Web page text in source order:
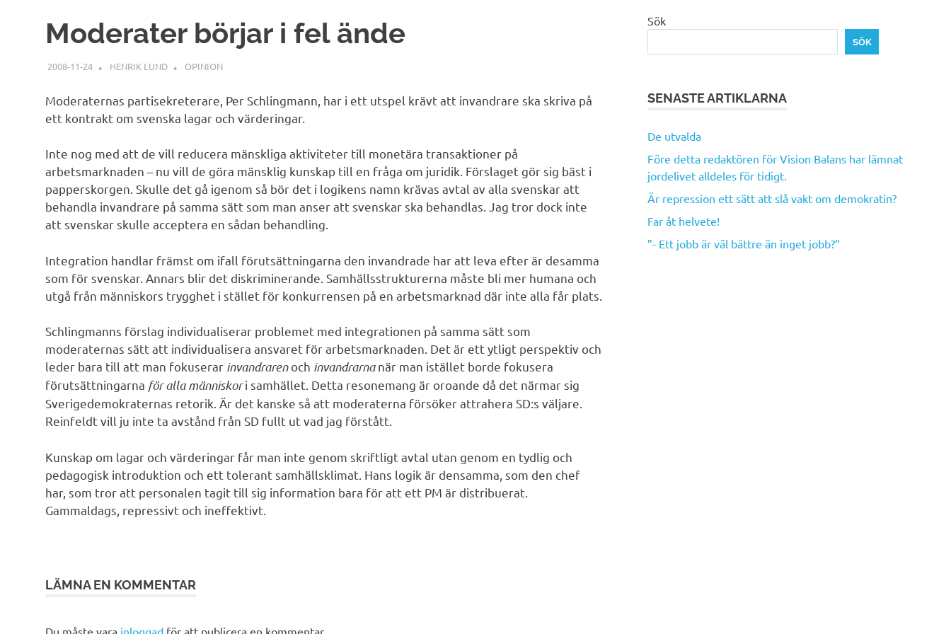
Moderater börjar i fel ände
2008-11-24 HENRIK LUND OPINION
Moderaternas partisekreterare, Per Schlingmann , har i ett utspel krävt att invandrare ska skriva på
ett kontrakt om svenska lagar och värderingar.
Inte nog med att de vill reducera mänskliga aktiviteter till monetära transaktioner på
arbetsmarknaden – nu vill de göra mänsklig kunskap till en fråga om juridik. Förslaget gör sig bäst i
papperskorgen. Skulle det gå igenom så bör det i logikens namn krävas avtal av alla svenskar att
behandla invandrare på samma sätt som man anser att svenskar ska behandlas. Jag tror dock inte
att svenskar skulle acceptera en sådan behandling.
Integration handlar främst om ifall förutsättningarna den invandrade har att leva efter är desamma
som för svenskar. Annars blir det diskriminerande. Samhällsstrukturerna måste bli mer humana och
utgå från människors trygghet i stället för konkurrensen på en arbetsmarknad där inte alla får plats.
Schlingmanns förslag individualiserar problemet med integrationen på samma sätt som
moderaternas sätt att individualisera ansvaret för arbetsmarknaden. Det är ett ytligt perspektiv och
leder bara till att man fokuserar invandrarenoch invandrarnanär man istället borde fokusera
förutsättningarna för alla människori samhället. Detta resonemang är oroande då det närmar sig
Sverigedemokraternas retorik. Är det kanske så att moderaterna försöker attrahera SD:s väljare.
Reinfeldt vill ju inte ta avstånd från SD fullt ut vad jag förstått.
Kunskap om lagar och värderingar får man inte genom skriftligt avtal utan genom en tydlig och
pedagogisk introduktion och ett tolerant samhällsklimat. Hans logik är densamma, som den chef
har, som tror att personalen tagit till sig information bara för att ett PM är distribuerat.
Gammaldags, repressivt och ineffektivt.
LÄMNA EN KOMMENTAR
Sök
SÖK
SENASTE ARTIKLARNA
De utvalda
Före detta redaktören för Vision Balans har lämnat
jordelivet alldeles för tidigt.
Är repression ett sätt att slå vakt om demokratin?
Far åt helvete!
”- Ett jobb är väl bättre än inget jobb?”